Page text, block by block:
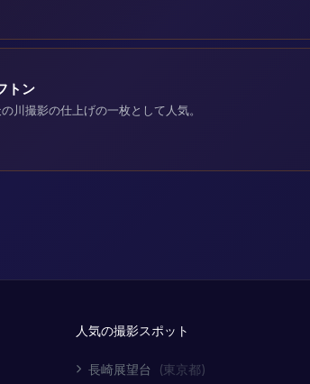
トン
川撮影の仕上げの一枚として人気。
人気の撮影スポット
長崎展望台
(東京都)